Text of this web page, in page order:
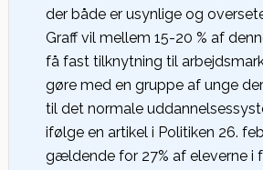
der både er usynlige og
Graff vil mellem 15-20 % af
få fast tilknytning til
gøre med en gruppe af unge
til det normale
ifølge en artikel i Politiken 26.
gældende for 27% af eleverne i